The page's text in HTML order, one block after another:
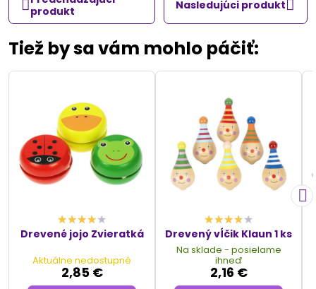
produkt
Nasledujúci produkt
Tiež by sa vám mohlo páčiť:
Drevené jojo Zvieratká
Aktuálne nedostupné
2,85 €
Drevený vĺčik Klaun 1 ks
Na sklade - posielame
ihneď
2,16 €